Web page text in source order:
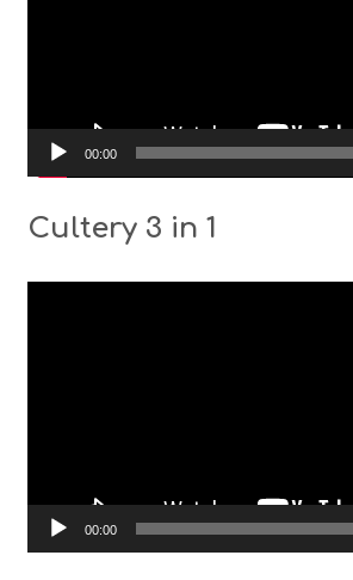
00:00
Cultery 3 in 1
00:00